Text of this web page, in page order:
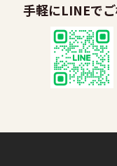
手軽にLINEで